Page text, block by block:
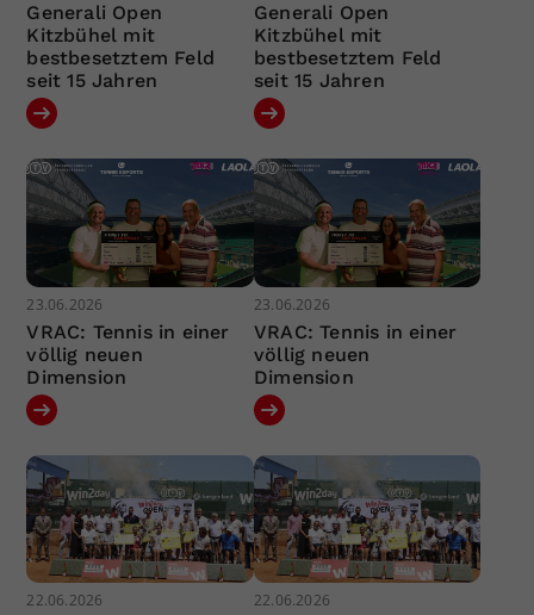
Generali Open
Kitzbühel mit
bestbesetztem Feld
seit 15 Jahren
Generali Open
Kitzbühel mit
bestbesetztem Feld
seit 15 Jahren
23.06.2026
VRAC: Tennis in einer
völlig neuen
Dimension
23.06.2026
VRAC: Tennis in einer
völlig neuen
Dimension
22.06.2026 22.06.2026